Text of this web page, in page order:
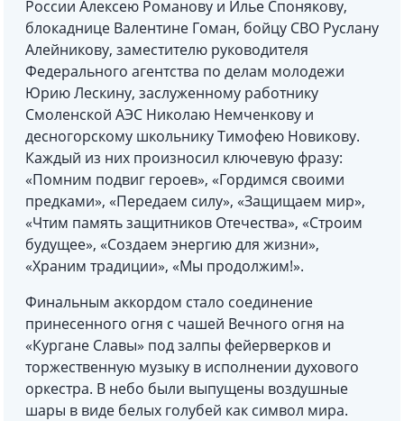
России Алексею Романову и Илье Спонякову,
блокаднице Валентине Гоман, бойцу СВО Руслану
Алейникову, заместителю руководителя
Федерального агентства по делам молодежи
Юрию Лескину, заслуженному работнику
Смоленской АЭС Николаю Немченкову и
десногорскому школьнику Тимофею Новикову.
Каждый из них произносил ключевую фразу:
«Помним подвиг героев», «Гордимся своими
предками», «Передаем силу», «Защищаем мир»,
«Чтим память защитников Отечества», «Строим
будущее», «Создаем энергию для жизни»,
«Храним традиции», «Мы продолжим!».
Финальным аккордом стало соединение
принесенного огня с чашей Вечного огня на
«Кургане Славы» под залпы фейерверков и
торжественную музыку в исполнении духового
оркестра. В небо были выпущены воздушные
шары в виде белых голубей как символ мира.